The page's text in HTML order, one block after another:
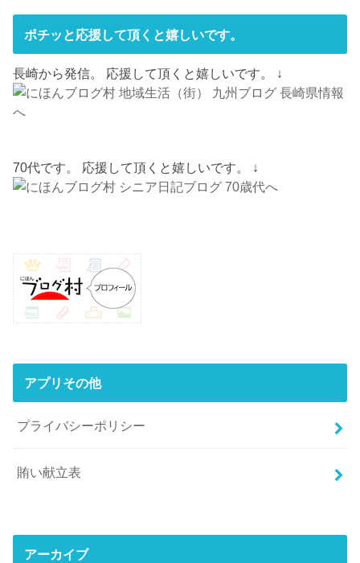
ポチッと応援して頂くと嬉しいです。
長崎から発信。 応援して頂くと嬉しいです。 ↓
70代です。 応援して頂くと嬉しいです。 ↓
アプリその他
プライバシーポリシー
賄い献立表
アーカイブ